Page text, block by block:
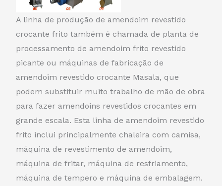
A linha de produção de amendoim revestido
crocante frito também é chamada de planta de
processamento de amendoim frito revestido
picante ou máquinas de fabricação de
amendoim revestido crocante Masala, que
podem substituir muito trabalho de mão de obra
para fazer amendoins revestidos crocantes em
grande escala. Esta linha de amendoim revestido
frito inclui principalmente chaleira com camisa,
máquina de revestimento de amendoim,
máquina de fritar, máquina de resfriamento,
máquina de tempero e máquina de embalagem.